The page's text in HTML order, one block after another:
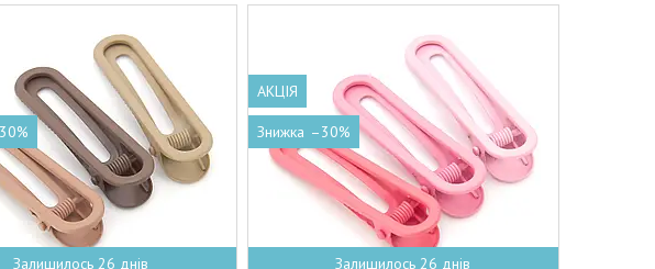
Залишилось 26 днів
АКЦІЯ
–30%
Залишилось 26 днів